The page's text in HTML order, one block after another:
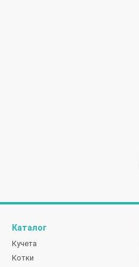
Каталог
Кучета
Котки